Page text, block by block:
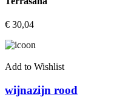
€ 30,04
Add to Wishlist
wijnazijn rood